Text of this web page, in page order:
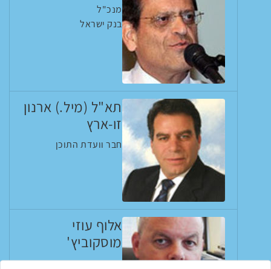
מנכ"ל
בנק ישראל
תא"ל (מיל.) ארנון
זו-ארץ
חבר וועדת התוכן
אלוף עוזי
מוסקוביץ'
ראש אגף התקשוב